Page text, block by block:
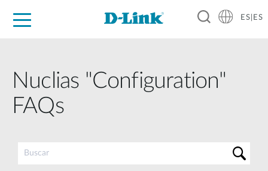
ES|ES
Nuclias "Configuration"
FAQs